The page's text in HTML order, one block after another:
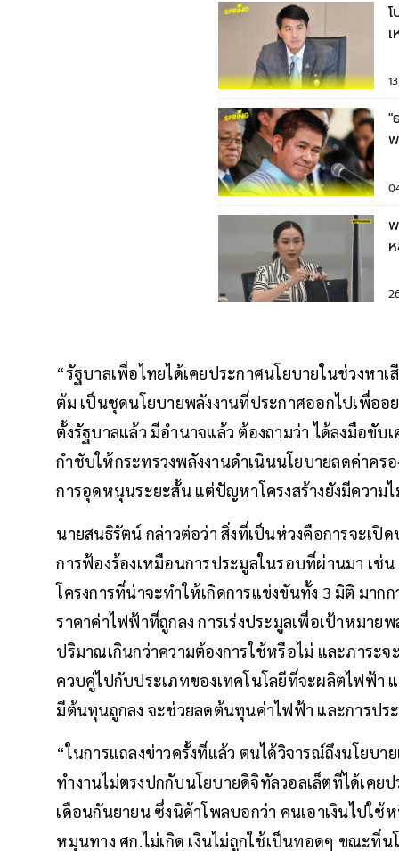
"
“รัฐบาลเพื่อไทยได้เคยประกาศนโยบายในช่วงหา
ต้ม เป็นชุดนโยบายพลังงานที่ประกาศออกไปเพื่อ
ตั้งรัฐบาลแล้ว มีอำนาจแล้ว ต้องถามว่า ได้ลงมือขั
กำชับให้กระทรวงพลังงานดำเนินนโยบายลดค่าค
การอุดหนุนระยะสั้น แต่ปัญหาโครงสร้างยังมีความ
นายสนธิรัตน์ กล่าวต่อว่า สิ่งที่เป็นห่วงคือการจะเปิ
การฟ้องร้องเหมือนการประมูลในรอบที่ผ่านมา เ
โครงการที่น่าจะทำให้เกิดการแข่งขันทั้ง 3 มิติ มาก
ราคาค่าไฟฟ้าที่ถูกลง การเร่งประมูลเพื่อเป้าหมาย
ปริมาณเกินกว่าความต้องการใช้หรือไม่ และภาร
ควบคู่ไปกับประเภทของเทคโนโลยีที่จะผลิตไฟฟ้า
มีต้นทุนถูกลง จะช่วยลดต้นทุนค่าไฟฟ้า และการประ
“ในการแถลงข่าวครั้งที่แล้ว ตนได้วิจารณ์ถึงนโยบ
ทำงานไม่ตรงปกกับนโยบายดิจิทัลวอลเล็ตที่ได้เคย
เดือนกันยายน ซึ่งนิด้าโพลบอกว่า คนเอาเงินไปใช้
หมุนทาง ศก.ไม่เกิด เงินไม่ถูกใช้เป็นทอดๆ ขณะที่